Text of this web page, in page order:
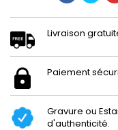
Livraison
Paiement
Gravure ou
d'authenticité.